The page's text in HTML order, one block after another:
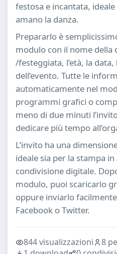
festosa e incantata,
amano la danza.
Prepararlo è
modulo con il nome della
/festeggiata, l’età, la data,
dell’evento. Tutte le
automaticamente nel
programmi grafici o
meno di due minuti
dedicare più tempo
L’invito ha una
ideale sia per la stampa
condivisione digitale.
modulo, puoi scaricarlo
oppure inviarlo
Facebook o Twitter.
844 visualizzazioni
8